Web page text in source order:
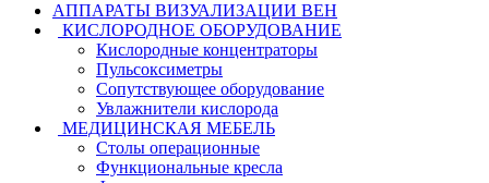
АППАРАТЫ ВИЗУАЛИЗАЦИИ ВЕН
КИСЛОРОДНОЕ ОБОРУДОВАНИЕ
Кислородные концентраторы
Пульсоксиметры
Сопутствующее оборудование
Увлажнители кислорода
МЕДИЦИНСКАЯ МЕБЕЛЬ
Столы операционные
Функциональные кресла